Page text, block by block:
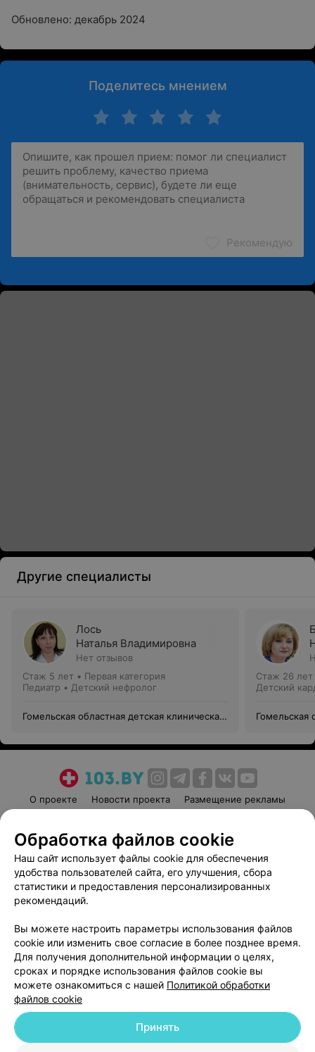
Обновлено: декабрь 2024
Поделитесь мнением
Рекомендую
Другие специалисты
Лось
Наталья Владимировна
Нет отзывов
Стаж 5 лет • Первая категория
Педиатр • Детский нефролог
Гомельская областная детская клиническая
Стаж 26 лет
Детский
Гомельская
О проекте Новости проекта
Размещение рекламы
Пользовательское соглашение
Способы оплаты
Вакансии
Партнеры
Написать руководителю 103.by
Обработка персональных данных
© 2026 ООО «Артокс Лаб», УНП 191700409
| 220012, Республика Беларусь,
Обработка файлов cookie
Наш сайт использует файлы cookie для обеспечения
удобства пользователей сайта, его улучшения, сбора
статистики и предоставления персонализированных
рекомендаций.
Вы можете настроить параметры использования файлов
cookie или изменить свое согласие в более позднее время.
Для получения дополнительной информации о целях,
сроках и порядке использования файлов cookie вы
можете ознакомиться с нашей Политикой обработки
файлов cookie
Принять